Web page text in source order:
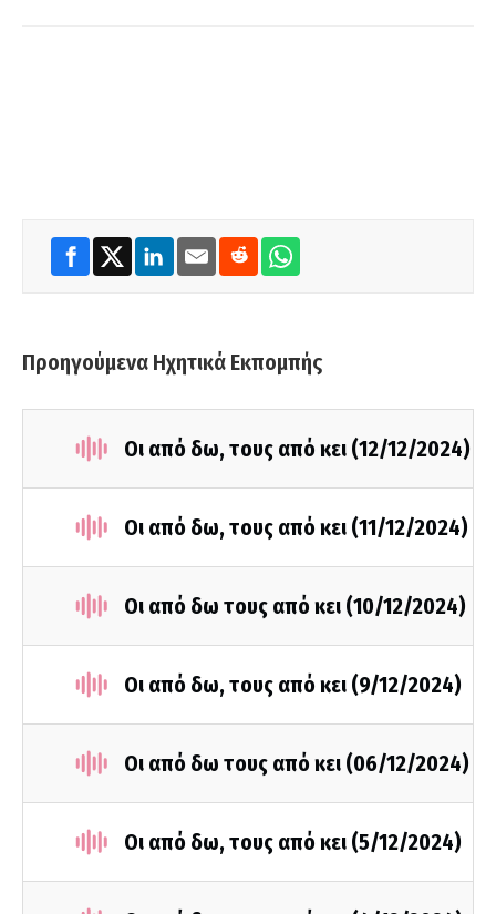
Προηγούμενα Ηχητικά Εκπομπής
Οι από δω, τους από κει (12/12/2024)
Οι από δω, τους από κει (11/12/2024)
Οι από δω τους από κει (10/12/2024)
Οι από δω, τους από κει (9/12/2024)
Οι από δω τους από κει (06/12/2024)
Οι από δω, τους από κει (5/12/2024)